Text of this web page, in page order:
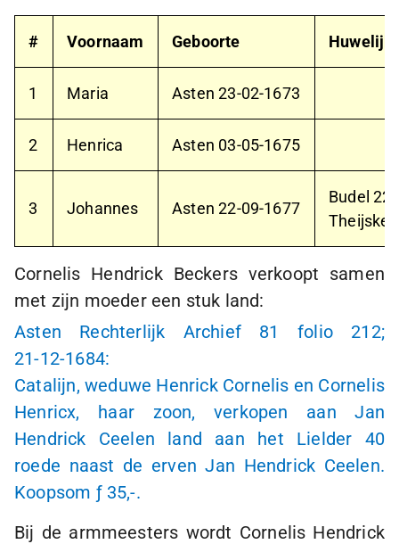
# Voornaam Geboorte Huwelijk
1 Maria Asten23-02-1673
2 Henrica Asten 03-05-1675
3 Johannes Asten22-09-1677
Budel
Cornelis Hendrick Beckers verkoopt samen
met zijn moeder een stuk land:
Asten Rechterlijk Archief 81 folio 212;
21-12-1684:
Catalijn, weduwe Henrick Cornelis en Cornelis
Henricx, haar zoon, verkopen aan Jan
Hendrick Ceelen land aan het Lielder 40
roede naast de erven Jan Hendrick Ceelen.
Koopsom ƒ 35,-.
Bij de armmeesters wordt Cornelis Hendrick